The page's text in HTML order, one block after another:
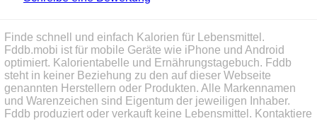
Finde schnell und einfach Kalorien für Lebensmittel.
Fddb.mobi ist für mobile Geräte wie iPhone und Android
optimiert. Kalorientabelle und Ernährungstagebuch. Fddb
steht in keiner Beziehung zu den auf dieser Webseite
genannten Herstellern oder Produkten. Alle Markennamen
und Warenzeichen sind Eigentum der jeweiligen Inhaber.
Fddb produziert oder verkauft keine Lebensmittel. Kontaktiere